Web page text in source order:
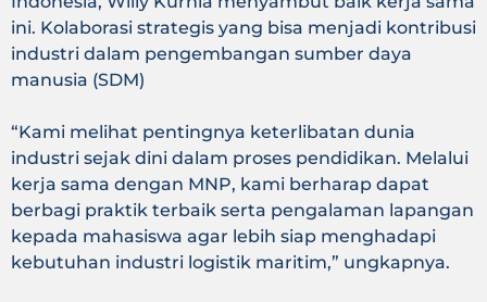
ini. Kolaborasi strategis yang bisa menjadi kontribusi
industri dalam pengembangan sumber daya
manusia (SDM)
“Kami melihat pentingnya keterlibatan dunia
industri sejak dini dalam proses pendidikan. Melalui
kerja sama dengan MNP, kami berharap dapat
berbagi praktik terbaik serta pengalaman lapangan
kepada mahasiswa agar lebih siap menghadapi
kebutuhan industri logistik maritim,” ungkapnya.